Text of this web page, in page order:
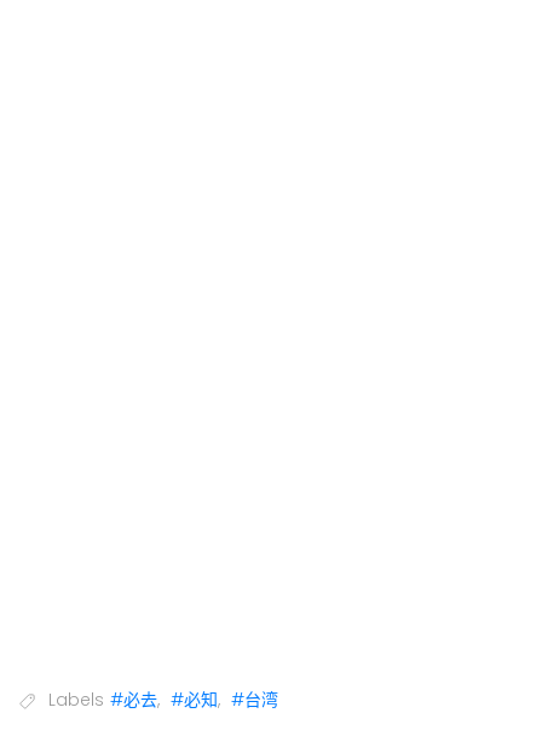
Labels #必去, #必知, #台湾